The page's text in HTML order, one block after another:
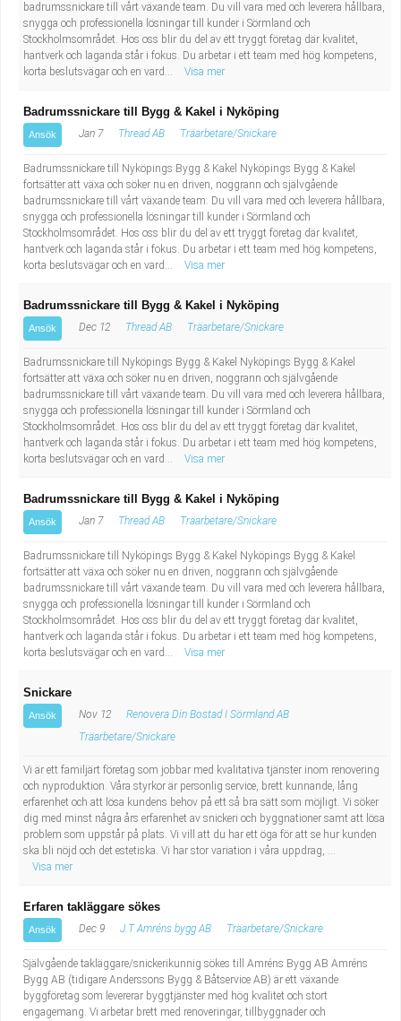
badrumssnickare till vårt växande team. Du vill vara med och leverera hållbara,
snygga och professionella lösningar till kunder i Sörmland och
Stockholmsområdet. Hos oss blir du del av ett tryggt företag där kvalitet,
hantverk och laganda står i fokus. Du arbetar i ett team med hög kompetens,
korta beslutsvägar och en vard...
Visa mer
Badrumssnickare till Bygg & Kakel i Nyköping
Ansök Jan 7 Thread AB Träarbetare/Snickare
Badrumssnickare till Nyköpings Bygg & Kakel Nyköpings Bygg & Kakel
fortsätter att växa och söker nu en driven, noggrann och självgående
badrumssnickare till vårt växande team. Du vill vara med och leverera hållbara,
snygga och professionella lösningar till kunder i Sörmland och
Stockholmsområdet. Hos oss blir du del av ett tryggt företag där kvalitet,
hantverk och laganda står i fokus. Du arbetar i ett team med hög kompetens,
korta beslutsvägar och en vard...
Visa mer
Badrumssnickare till Bygg & Kakel i Nyköping
Ansök Dec 12 Thread AB Träarbetare/Snickare
Badrumssnickare till Nyköpings Bygg & Kakel Nyköpings Bygg & Kakel
fortsätter att växa och söker nu en driven, noggrann och självgående
badrumssnickare till vårt växande team. Du vill vara med och leverera hållbara,
snygga och professionella lösningar till kunder i Sörmland och
Stockholmsområdet. Hos oss blir du del av ett tryggt företag där kvalitet,
hantverk och laganda står i fokus. Du arbetar i ett team med hög kompetens,
korta beslutsvägar och en vard...
Visa mer
Badrumssnickare till Bygg & Kakel i Nyköping
Ansök Jan 7 Thread AB Träarbetare/Snickare
Badrumssnickare till Nyköpings Bygg & Kakel Nyköpings Bygg & Kakel
fortsätter att växa och söker nu en driven, noggrann och självgående
badrumssnickare till vårt växande team. Du vill vara med och leverera hållbara,
snygga och professionella lösningar till kunder i Sörmland och
Stockholmsområdet. Hos oss blir du del av ett tryggt företag där kvalitet,
hantverk och laganda står i fokus. Du arbetar i ett team med hög kompetens,
korta beslutsvägar och en vard...
Visa mer
Snickare
Ansök Nov 12
Renovera Din Bostad I Sörmland AB
Träarbetare/Snickare
Vi är ett familjärt företag som jobbar med kvalitativa tjänster inom renovering
och nyproduktion. Våra styrkor är personlig service, brett kunnande, lång
erfarenhet och att lösa kundens behov på ett så bra sätt som möjligt. Vi söker
dig med minst några års erfarenhet av snickeri och byggnationer samt att lösa
problem som uppstår på plats. Vi vill att du har ett öga för att se hur kunden
ska bli nöjd och det estetiska. Vi har stor variation i våra uppdrag, ...
Visa mer
Erfaren takläggare sökes
Ansök Dec 9 J.T Amréns bygg AB Träarbetare/Snickare
Självgående takläggare/snickerikunnig sökes till Amréns Bygg AB Amréns
Bygg AB (tidigare Anderssons Bygg & Båtservice AB) är ett växande
byggföretag som levererar byggtjänster med hög kvalitet och stort
engagemang. Vi arbetar brett med renoveringar, tillbyggnader och